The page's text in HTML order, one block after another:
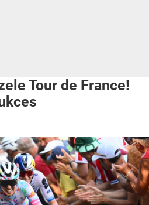
Tour de France!